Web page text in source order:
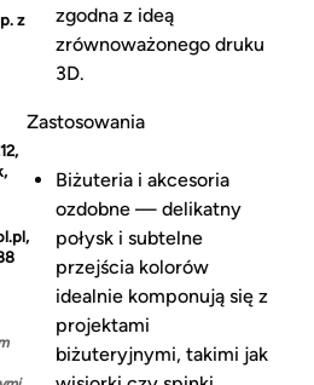
z
zgodna z ideą
zrównoważonego druku
3D.
Zastosowania
Biżuteria i akcesoria
ozdobne — delikatny
połysk i subtelne
przejścia kolorów
idealnie komponują się z
projektami
biżuteryjnymi, takimi jak